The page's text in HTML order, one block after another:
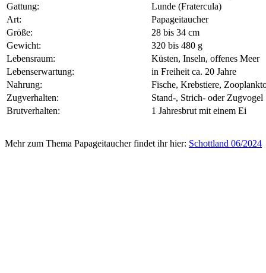
Gattung:
Lunde (Fratercula)
Art:
Papageitaucher
Größe:
28 bis 34 cm
Gewicht:
320 bis 480 g
Lebensraum:
Küsten, Inseln, offenes Meer
Lebenserwartung:
in Freiheit ca. 20 Jahre
Nahrung:
Fische, Krebstiere,
Zugverhalten:
Stand-, Strich- oder Zugvogel
Brutverhalten:
1 Jahresbrut mit einem Ei
Mehr zum Thema Papageitaucher findet ihr hier: Schottland 06/2024